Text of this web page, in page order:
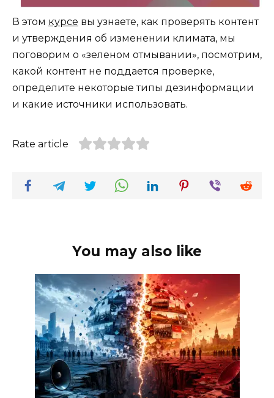
В этом курсе вы узнаете, как проверять контент
и утверждения об изменении климата, мы
поговорим о «зеленом отмывании», посмотрим,
какой контент не поддается проверке,
определите некоторые типы дезинформации
и какие источники использовать.
Rate article
You may also like